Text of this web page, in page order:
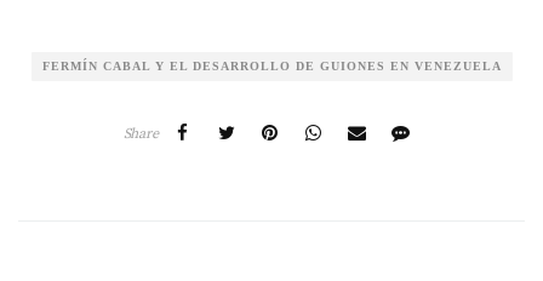
FERMÍN CABAL Y EL DESARROLLO DE GUIONES EN VENEZUELA
Share